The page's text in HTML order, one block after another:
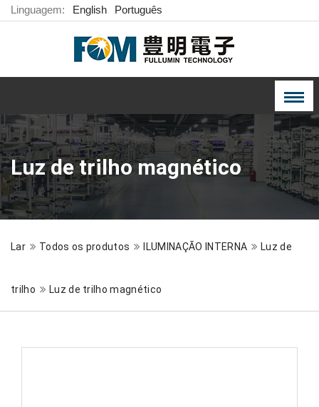
Linguagem: English Português
Luz de trilho magnético
Lar Todos os produtos ILUMINAÇÃO INTERNA Luz de
trilho Luz de trilho magnético